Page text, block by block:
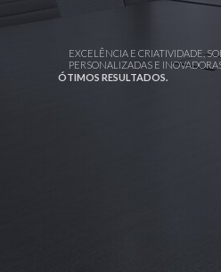
EXCELÊNCIA E CRIATIVIDADE,
PERSONALIZADAS E
ÓTIMOS RESULTADOS.